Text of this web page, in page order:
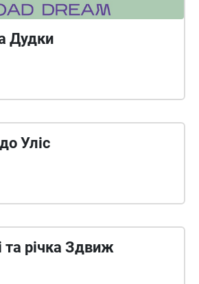
Дудки
Уліс
та річка Здвиж